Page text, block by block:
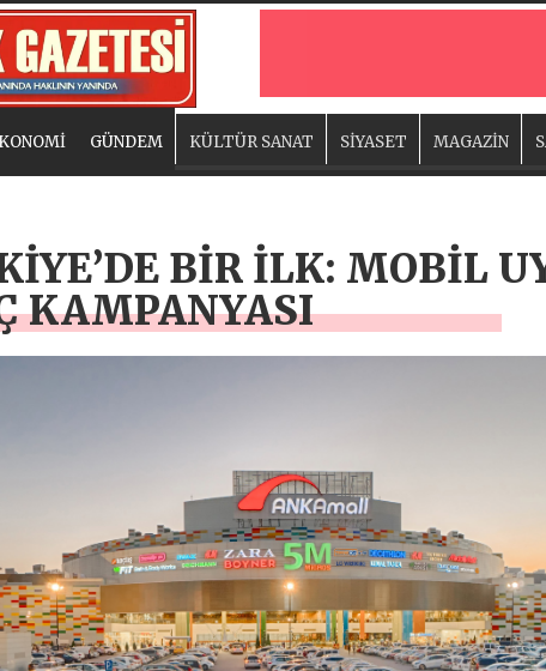
GÜNDEM KÜLTÜR SANAT SİYASET MAGAZİN
BİR İLK: MOBİL
KAMPANYASI